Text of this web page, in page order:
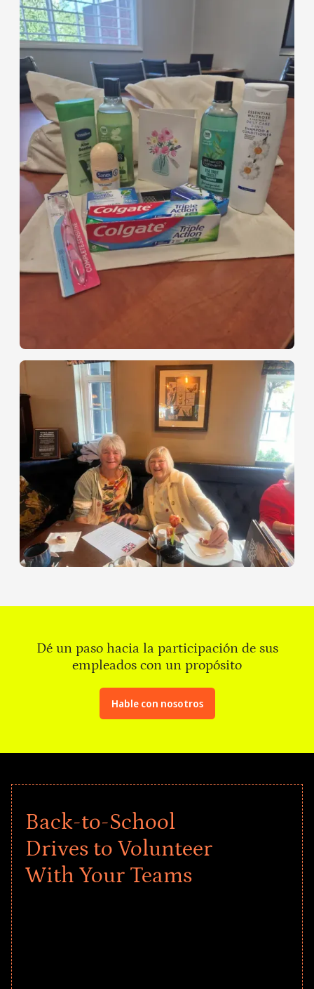
Dé un paso hacia la participación de sus
empleados con un propósito
Hable con nosotros
Back-to-School
Drives to Volunteer
With Your Teams